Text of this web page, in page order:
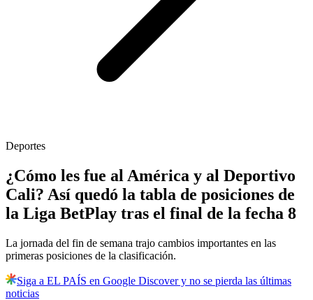
Deportes
¿Cómo les fue al América y al Deportivo
Cali? Así quedó la tabla de posiciones de
la Liga BetPlay tras el final de la fecha 8
La jornada del fin de semana trajo cambios importantes en las
primeras posiciones de la clasificación.
Siga a EL PAÍS en Google Discover y no se pierda las últimas
noticias